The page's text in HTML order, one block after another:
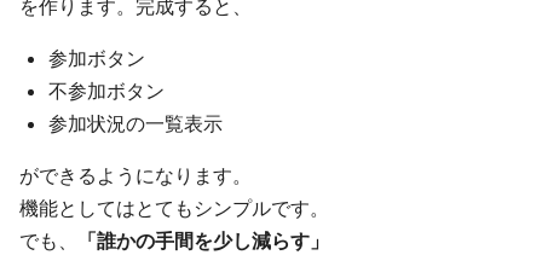
を作ります。完成すると、
参加ボタン
不参加ボタン
参加状況の一覧表示
ができるようになります。
機能としてはとてもシンプルです。
でも、
「誰かの手間を少し減らす」